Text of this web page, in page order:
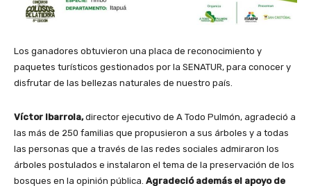
Los ganadores obtuvieron una placa de reconocimiento y
paquetes turísticos gestionados por la SENATUR, para conocer y
disfrutar de las bellezas naturales de nuestro país.
Víctor Ibarrola,director ejecutivo de A Todo Pulmón, agradeció a
las más de 250 familias que propusieron a sus árboles y a todas
las personas que a través de las redes sociales admiraron los
árboles postulados e instalaron el tema de la preservación de los
bosques en la opinión pública. Agradeció además el apoyo de